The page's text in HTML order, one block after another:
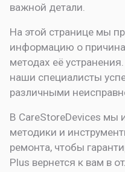
важной детали.
На этой странице мы
информацию о
методах её
наши специалисты
различными
В CareStoreDevices мы
методики и
ремонта, чтобы
Plus вернется к вам в